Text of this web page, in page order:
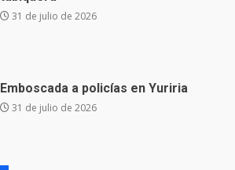
Envía Gobierno de la Gente más
de 77 mil
30 de julio de 2026